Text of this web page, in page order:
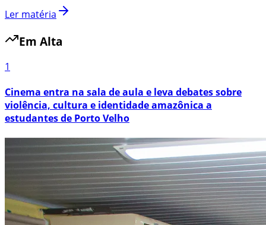
Ler matéria
Em Alta
1
Cinema entra na sala de aula e leva debates sobre
violência, cultura e identidade amazônica a
estudantes de Porto Velho